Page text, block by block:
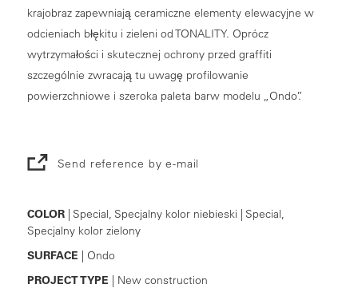
krajobraz zapewniają ceramiczne elementy elewacyjne w
odcieniach błękitu i zieleni od TONALITY. Oprócz
wytrzymałości i skutecznej ochrony przed graffiti
szczególnie zwracają tu uwagę profilowanie
powierzchniowe i szeroka paleta barw modelu „Ondo”.
Send reference by e-mail
COLOR| Special, Specjalny kolor niebieski | Special,
Specjalny kolor zielony
SURFACE | Ondo
PROJECT TYPE | New construction